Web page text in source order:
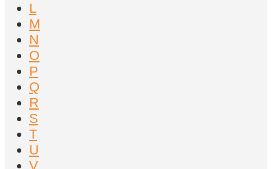
L
M
N
O
P
Q
R
S
T
U
V